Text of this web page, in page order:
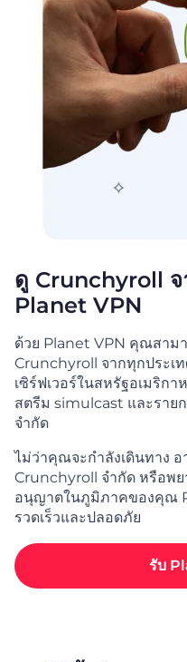
ดู Crunchyroll จ
Planet VPN
ด้วย Planet VPN คุณสาม
Crunchyroll จากทุกประเ
เซิร์ฟเวอร์ในสหรัฐอเมริก
สตรีม simulcast และราย
จำกัด
ไม่ว่าคุณจะกำลังเดินทาง
Crunchyroll จำกัด หรือพ
อนุญาตในภูมิภาคของคุณ
รวดเร็วและปลอดภัย
รับ